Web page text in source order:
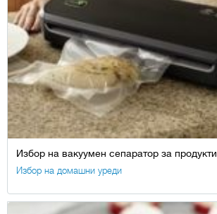
Избор на вакуумен сепаратор за продукти
Избор на домашни уреди